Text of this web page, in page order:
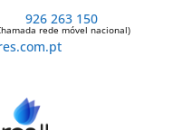
926 263 150
rede móvel nacional)